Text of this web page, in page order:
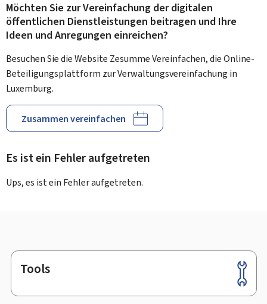
Möchten Sie zur Vereinfachung der digitalen
öffentlichen Dienstleistungen beitragen und Ihre
Ideen und Anregungen einreichen?
Besuchen Sie die Website Zesumme Vereinfachen, die Online-
Beteiligungsplattform zur Verwaltungsvereinfachung in
Luxemburg.
Zusammen vereinfachen
Es ist ein Fehler aufgetreten
Ups, es ist ein Fehler aufgetreten.
Footer
Tools